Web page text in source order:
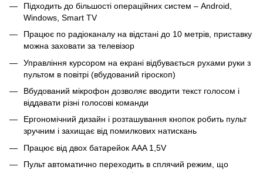
Підходить до більшості операційних систем – Android,
Windows, Smart TV
Працює по радіоканалу на відстані до 10 метрів, приставку
можна заховати за телевізор
Управління курсором на екрані відбувається рухами руки з
пультом в повітрі (вбудований гіроскоп)
Вбудований мікрофон дозволяє вводити текст голосом і
віддавати різні голосові команди
Ергономічний дизайн і розташування кнопок робить пульт
зручним і захищає від помилкових натискань
Працює від двох батарейок AAA 1,5V
Пульт автоматично переходить в сплячий режим, що